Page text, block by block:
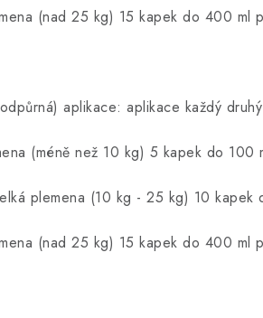
(nad 25 kg) 15 kapek do 400 ml
aplikace: aplikace každý
(méně než 10 kg) 5 kapek do 100
plemena (10 kg - 25 kg) 10
(nad 25 kg) 15 kapek do 400 ml